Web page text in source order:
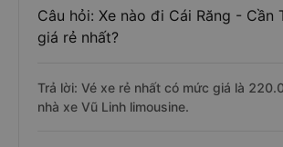
Câu hỏi: Xe nào đi Cái Răng - Cần
giá rẻ nhất?
Trả lời: Vé xe rẻ nhất có mức giá là
nhà xe Vũ Linh limousine.